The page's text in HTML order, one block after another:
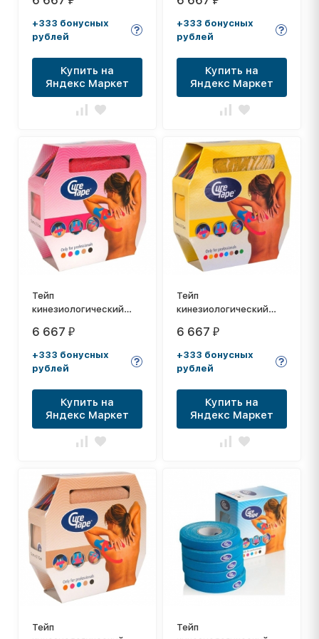
Green, 5 см x 31.5 м,
арт. 161308, зеленый
+333 бонусных
рублей
Купить на
Яндекс Маркет
Orange, 5 см x 31.5 м,
арт. 160370,
оранжевый
+333 бонусных
рублей
Купить на
Яндекс Маркет
Тейп
кинезиологический
Pink, 5 см x 31.5 м, арт.
160356, розовый
6 667₽
+333 бонусных
рублей
Купить на
Яндекс Маркет
Тейп
кинезиологический
Yellow, 5 см x 31.5 м,
арт. 161049, желтый
6 667₽
+333 бонусных
рублей
Купить на
Яндекс Маркет
Тейп
Тейп